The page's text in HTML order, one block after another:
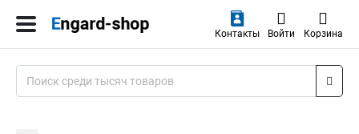
Контакты Войти Корзина